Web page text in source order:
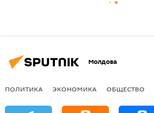
Молдова
ПОЛИТИКА ЭКОНОМИКА ОБЩЕСТВО